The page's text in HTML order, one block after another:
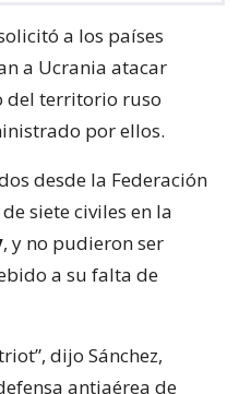
a los países
a Ucrania atacar
del territorio ruso
por ellos.
desde la Federación
siete civiles en la
, y no pudieron ser
a su falta de
dijo Sánchez,
antiaérea de